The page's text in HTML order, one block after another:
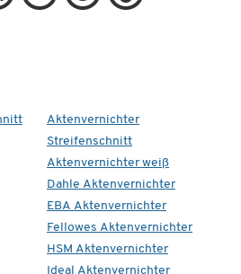
Aktenvernichter
Streifenschnitt
Aktenvernichter weiß
Dahle Aktenvernichter
EBA Aktenvernichter
Fellowes Aktenvernichter
HSM Aktenvernichter
Ideal Aktenvernichter